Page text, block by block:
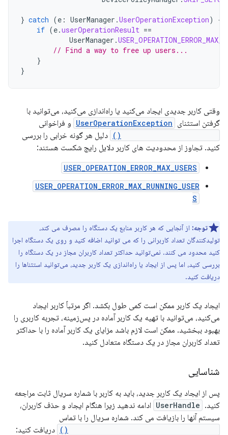
} catch (e : UserManager .UserOperationException)
{
if (e.userOperationResult ==
UserManager .
// Find a way to free up users...
}
}
وقتی کاربر جدیدی ایجاد می‌کنید یا راه‌اندازی می‌کنید، می‌توانید با
گرفتن استثنای UserOperationException و فراخوانی
دلیل هر گونه خرابی را بررسی
کنید. تجاوز از محدودیت های کاربر دلایل رایج شکست هستند:
USER_OPERATION_ERROR_MAX_USERS
USER_OPERATION_ERROR_MAX_RUNNING_USER
S
توجه: از آنجایی که هر کاربر منابع یک دستگاه را مصرف می کند،
تولیدکنندگان تعداد کاربرانی را که می توانید اضافه کنید و روی یک دستگاه اجرا
کنید محدود می کنند. نمی‌توانید حداکثر تعداد کاربران مجاز در یک دستگاه را
بررسی کنید، اما پس از ایجاد یا راه‌اندازی یک کاربر جدید، می‌توانید استثناها را
دریافت کنید.
ایجاد یک کاربر ممکن است کمی طول بکشد. اگر مرتباً کاربر ایجاد
می‌کنید، می‌توانید با تهیه یک کاربر آماده در پس‌زمینه، تجربه کاربری را
بهبود ببخشید. ممکن است لازم باشد مزایای یک کاربر آماده را با حداکثر
تعداد کاربران مجاز در یک دستگاه متعادل کنید.
شناسایی
پس از ایجاد یک کاربر جدید، باید به کاربر با شماره سریال ثابت مراجعه
کنید. UserHandle ادامه ندهید زیرا هنگام ایجاد و حذف کاربران،
سیستم آنها را بازیافت می کند. شماره سریال را با تماس
دریافت کنید: